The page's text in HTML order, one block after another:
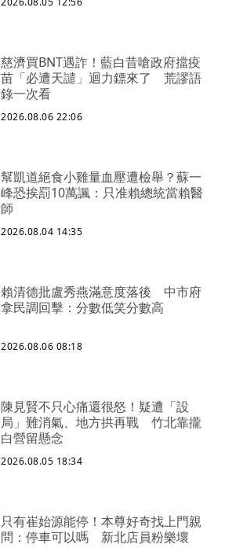
慈濟買BNT遇詐！藍白昔嗆政府擋疫
苗「必遭天譴」迴力鏢來了 荒謬語
錄一次看
2026.08.06 22:06
幫凱道絕食小雞量血壓遭檢舉？蘇一
峰恐挨罰10萬諷：只准賴總統當賴醫
師
2026.08.04 14:35
賴清德批盧秀燕滿意度落後 中市府
拿民調回擊：分數低笑分數高
2026.08.06 08:18
陳見賢不只心痛還很怒！疑遭「設
局」難消氣、地方拱再戰 竹北靠攏
白營留懸念
2026.08.05 18:34
只有崔始源能停！本尊好奇找上門親
問：停車可以嗎 新北店員粉樂壞